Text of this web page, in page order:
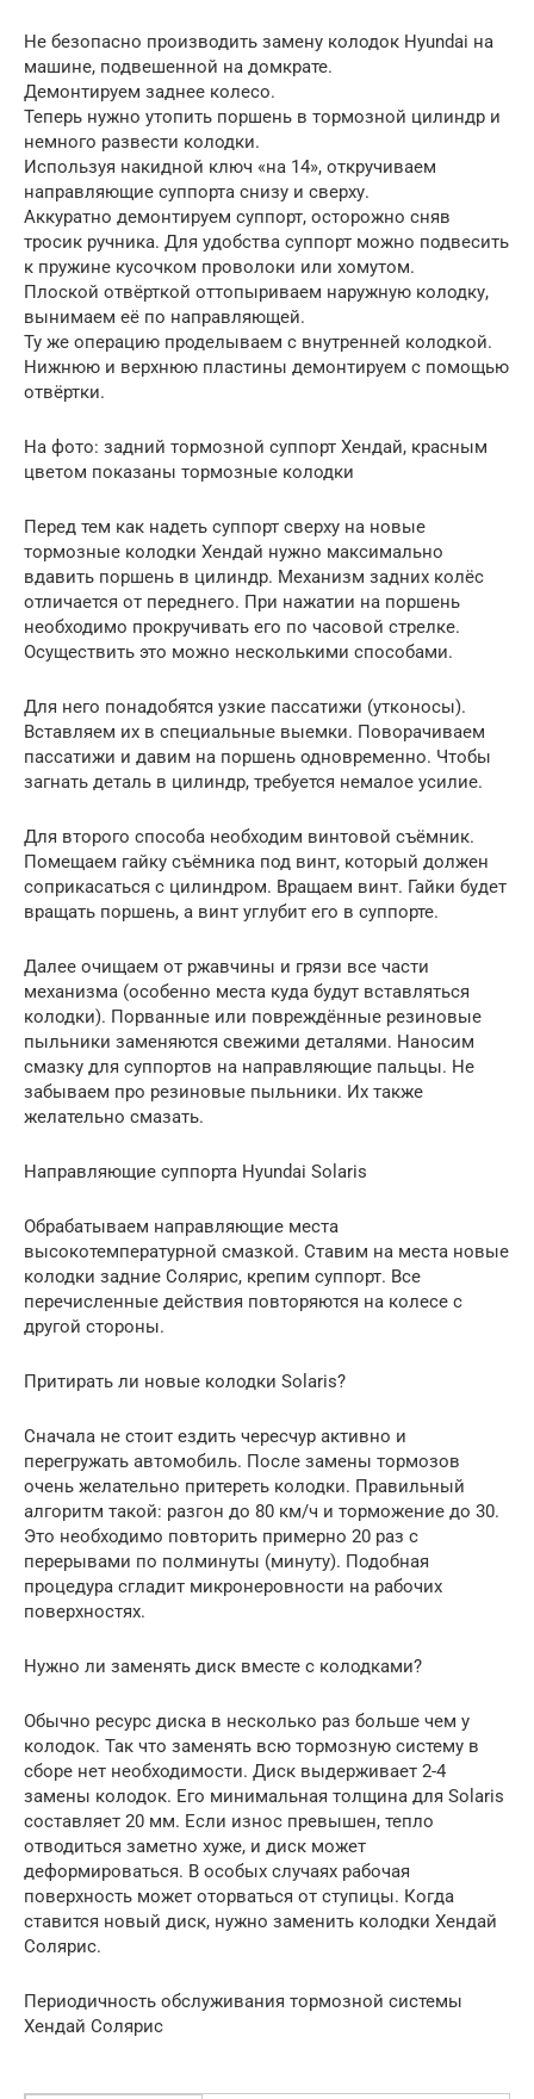
Не безопасно производить замену колодок Hyundai на
машине, подвешенной на домкрате.
Демонтируем заднее колесо.
Теперь нужно утопить поршень в тормозной цилиндр и
немного развести колодки.
Используя накидной ключ «на 14», откручиваем
направляющие суппорта снизу и сверху.
Аккуратно демонтируем суппорт, осторожно сняв
тросик ручника. Для удобства суппорт можно подвесить
к пружине кусочком проволоки или хомутом.
Плоской отвёрткой оттопыриваем наружную колодку,
вынимаем её по направляющей.
Ту же операцию проделываем с внутренней колодкой.
Нижнюю и верхнюю пластины демонтируем с помощью
отвёртки.
На фото: задний тормозной суппорт Хендай, красным
цветом показаны тормозные колодки
Перед тем как надеть суппорт сверху на новые
тормозные колодки Хендай нужно максимально
вдавить поршень в цилиндр. Механизм задних колёс
отличается от переднего. При нажатии на поршень
необходимо прокручивать его по часовой стрелке.
Осуществить это можно несколькими способами.
Для него понадобятся узкие пассатижи (утконосы).
Вставляем их в специальные выемки. Поворачиваем
пассатижи и давим на поршень одновременно. Чтобы
загнать деталь в цилиндр, требуется немалое усилие.
Для второго способа необходим винтовой съёмник.
Помещаем гайку съёмника под винт, который должен
соприкасаться с цилиндром. Вращаем винт. Гайки будет
вращать поршень, а винт углубит его в суппорте.
Далее очищаем от ржавчины и грязи все части
механизма (особенно места куда будут вставляться
колодки). Порванные или повреждённые резиновые
пыльники заменяются свежими деталями. Наносим
смазку для суппортов на направляющие пальцы. Не
забываем про резиновые пыльники. Их также
желательно смазать.
Направляющие суппорта Hyundai Solaris
Обрабатываем направляющие места
высокотемпературной смазкой. Ставим на места новые
колодки задние Солярис, крепим суппорт. Все
перечисленные действия повторяются на колесе с
другой стороны.
Притирать ли новые колодки Solaris?
Сначала не стоит ездить чересчур активно и
перегружать автомобиль. После замены тормозов
очень желательно притереть колодки. Правильный
алгоритм такой: разгон до 80 км/ч и торможение до 30.
Это необходимо повторить примерно 20 раз с
перерывами по полминуты (минуту). Подобная
процедура сгладит микронеровности на рабочих
поверхностях.
Нужно ли заменять диск вместе с колодками?
Обычно ресурс диска в несколько раз больше чем у
колодок. Так что заменять всю тормозную систему в
сборе нет необходимости. Диск выдерживает 2-4
замены колодок. Его минимальная толщина для Solaris
составляет 20 мм. Если износ превышен, тепло
отводиться заметно хуже, и диск может
деформироваться. В особых случаях рабочая
поверхность может оторваться от ступицы. Когда
ставится новый диск, нужно заменить колодки Хендай
Солярис.
Периодичность обслуживания тормозной системы
Хендай Солярис